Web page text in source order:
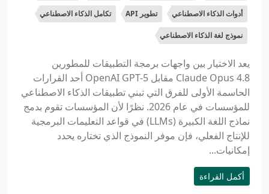
أدوات الذكاء الاصطناعي تطوير API تكامل الذكاء الاصطناعي
نموذج لغة الذكاء الاصطناعي
يعد الاختيار بين واجهات برمجة التطبيقات للمطورين
Claude Opus 4.8 مقابل OpenAI GPT-5 أحد القرارات
الحاسمة الأولى للفرق التي تبني تطبيقات الذكاء الاصطناعي
للمؤسسات في عام 2026. نظرًا لأن المؤسسات تقوم بدمج
نماذج اللغة الكبيرة (LLMs) في قواعد التعليمات البرمجية
للإنتاج الفعلي، فإن موفر النموذج الذي تختاره يحدد
إمكانيات...
أكمل القراءة